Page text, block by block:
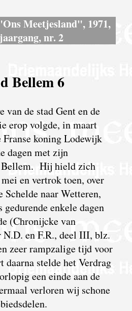
Meetjesland", 1971,
nr. 2
Bellem 6
van de stad Gent en de
erop volgde, in maart
Franse koning Lodewijk
dagen met zijn
Hij hield zich
en vertrok toen, over
Schelde naar Wetteren,
gedurende enkele dagen
(Chronijcke van
N.D. en F.R., deel III, blz.
zeer rampzalige tijd voor
stelde het Verdrag
een einde aan de
verloren wij schone